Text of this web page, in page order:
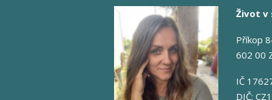
Život v
Příkop
602 00
IČ
DIČ: